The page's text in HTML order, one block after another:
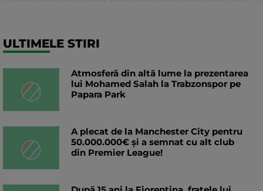
ULTIMELE STIRI
Atmosferă din altă lume la prezentarea
lui Mohamed Salah la Trabzonspor pe
Papara Park
A plecat de la Manchester City pentru
50.000.000€ și a semnat cu alt club
din Premier League!